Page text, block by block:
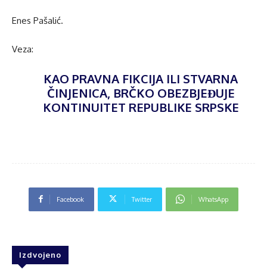
Enes Pašalić.
Veza:
KAO PRAVNA FIKCIJA ILI STVARNA
ČINJENICA, BRČKO OBEZBJEĐUJE
KONTINUITET REPUBLIKE SRPSKE
Facebook Twitter WhatsApp
Izdvojeno